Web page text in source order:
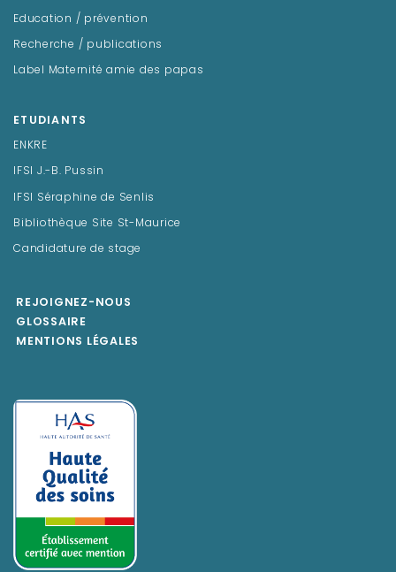
Education / prévention
Recherche / publications
Label Maternité amie des papas
ETUDIANTS
ENKRE
IFSI J.-B. Pussin
IFSI Séraphine de Senlis
Bibliothèque Site St-Maurice
Candidature de stage
REJOIGNEZ-NOUS
GLOSSAIRE
MENTIONS LÉGALES